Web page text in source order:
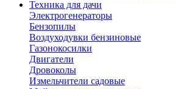
Техника для дачи
Электрогенераторы
Бензопилы
Воздуходувки бензиновые
Газонокосилки
Двигатели
Дровоколы
Измельчители садовые